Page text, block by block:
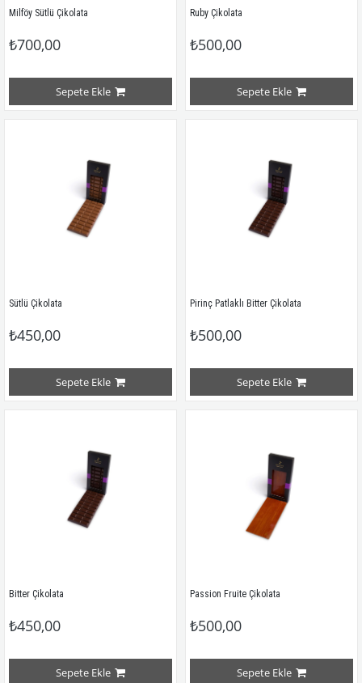
Milföy Sütlü Çikolata
₺700,00
Sepete Ekle
Ruby Çikolata
₺500,00
Sepete Ekle
Sütlü Çikolata
₺450,00
Sepete Ekle
Pirinç Patlaklı Bitter Çikolata
₺500,00
Sepete Ekle
Bitter Çikolata
₺450,00
Sepete Ekle
Passion Fruite Çikolata
₺500,00
Sepete Ekle